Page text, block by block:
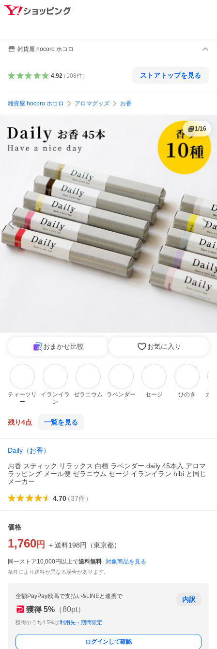
雑貨屋 hocoro ホコロ
4.92（ 108件） ストアトップを見る
雑貨屋 hocoro ホコロ アロマグッズ お香
1/16
おまかせ比較 お気に入り
ティーツリ
ー
イランイラ
ン
ゼラニウム ラベンダー セージ ひのき
ガ
残り4点 一覧を見る
Daily（お香）
お香 スティック リラックス 白檀 ラベンダー daily 45本入 アロマ
ラッピング メール便 ゼラニウム セージ イランイラン hibi と同じ
メーカー
4.70（37件）
価格
1,760 円 + 送料198円 （東京都）
同一ストア10,000円以上で送料無料 対象商品を見る
条件により送料が異なる場合があります。
全額PayPay残高で支払い&LINEと連携で
獲得 5% （80pt）
獲得のうち4.5%は利用先・期間限定
内訳
ログインして確認